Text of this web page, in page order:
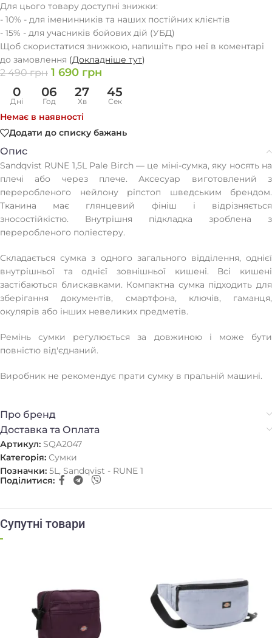
Для цього товару доступні знижки:
- 10% - для іменинників та наших постійних клієнтів
- 15% - для учасників бойових дій (УБД)
Щоб скористатися знижкою, напишіть про неї в коментарі
до замовлення (Докладніше тут)
2 490грн 1 690 грн
0
Дні
06
Год
27
Хв
45
Сек
Немає в наявності
Додати до списку бажань
Опис
Sandqvist RUNE 1,5L Pale Birch — це міні-сумка, яку носять на
плечі або через плече. Аксесуар виготовлений з
переробленого нейлону ріпстоп шведським брендом.
Тканина має глянцевий фініш і відрізняється
зносостійкістю. Внутрішня підкладка зроблена з
переробленого поліестеру.
Складається сумка з одного загального відділення, однієї
внутрішньої та однієї зовнішньої кишені. Всі кишені
застібаються блискавками. Компактна сумка підходить для
зберігання документів, смартфона, ключів, гаманця,
окулярів або інших невеликих предметів.
Ремінь сумки регулюється за довжиною і може бути
повністю від'єднаний.
Виробник не рекомендує прати сумку в пральній машині.
Про бренд
Доставка та Оплата
Артикул: SQA2047
Категорія: Сумки
Позначки: 5L, Sandqvist - RUNE 1
Поділитися:
Супутні товари